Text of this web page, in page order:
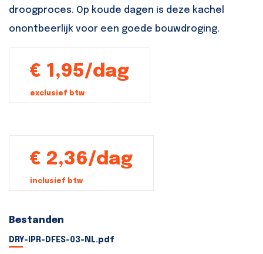
droogproces. Op koude dagen is deze kachel
onontbeerlijk voor een goede bouwdroging.
€ 1,95/dag
exclusief btw
€ 2,36/dag
inclusief btw
Bestanden
DRY-IPR-DFES-03-NL.pdf